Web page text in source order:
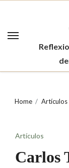
content
Home Artículos
Artículos
Carlos